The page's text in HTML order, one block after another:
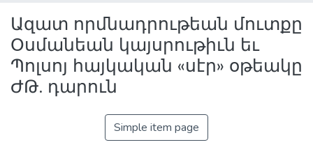
&
Collections
All of DSpace
Ազատ որմնադրութեան մուտքը
Օսմանեան կայսրութիւն եւ
Պոլսոյ հայկական «սէր» օթեակը
ԺԹ. դարուն
Simple item page